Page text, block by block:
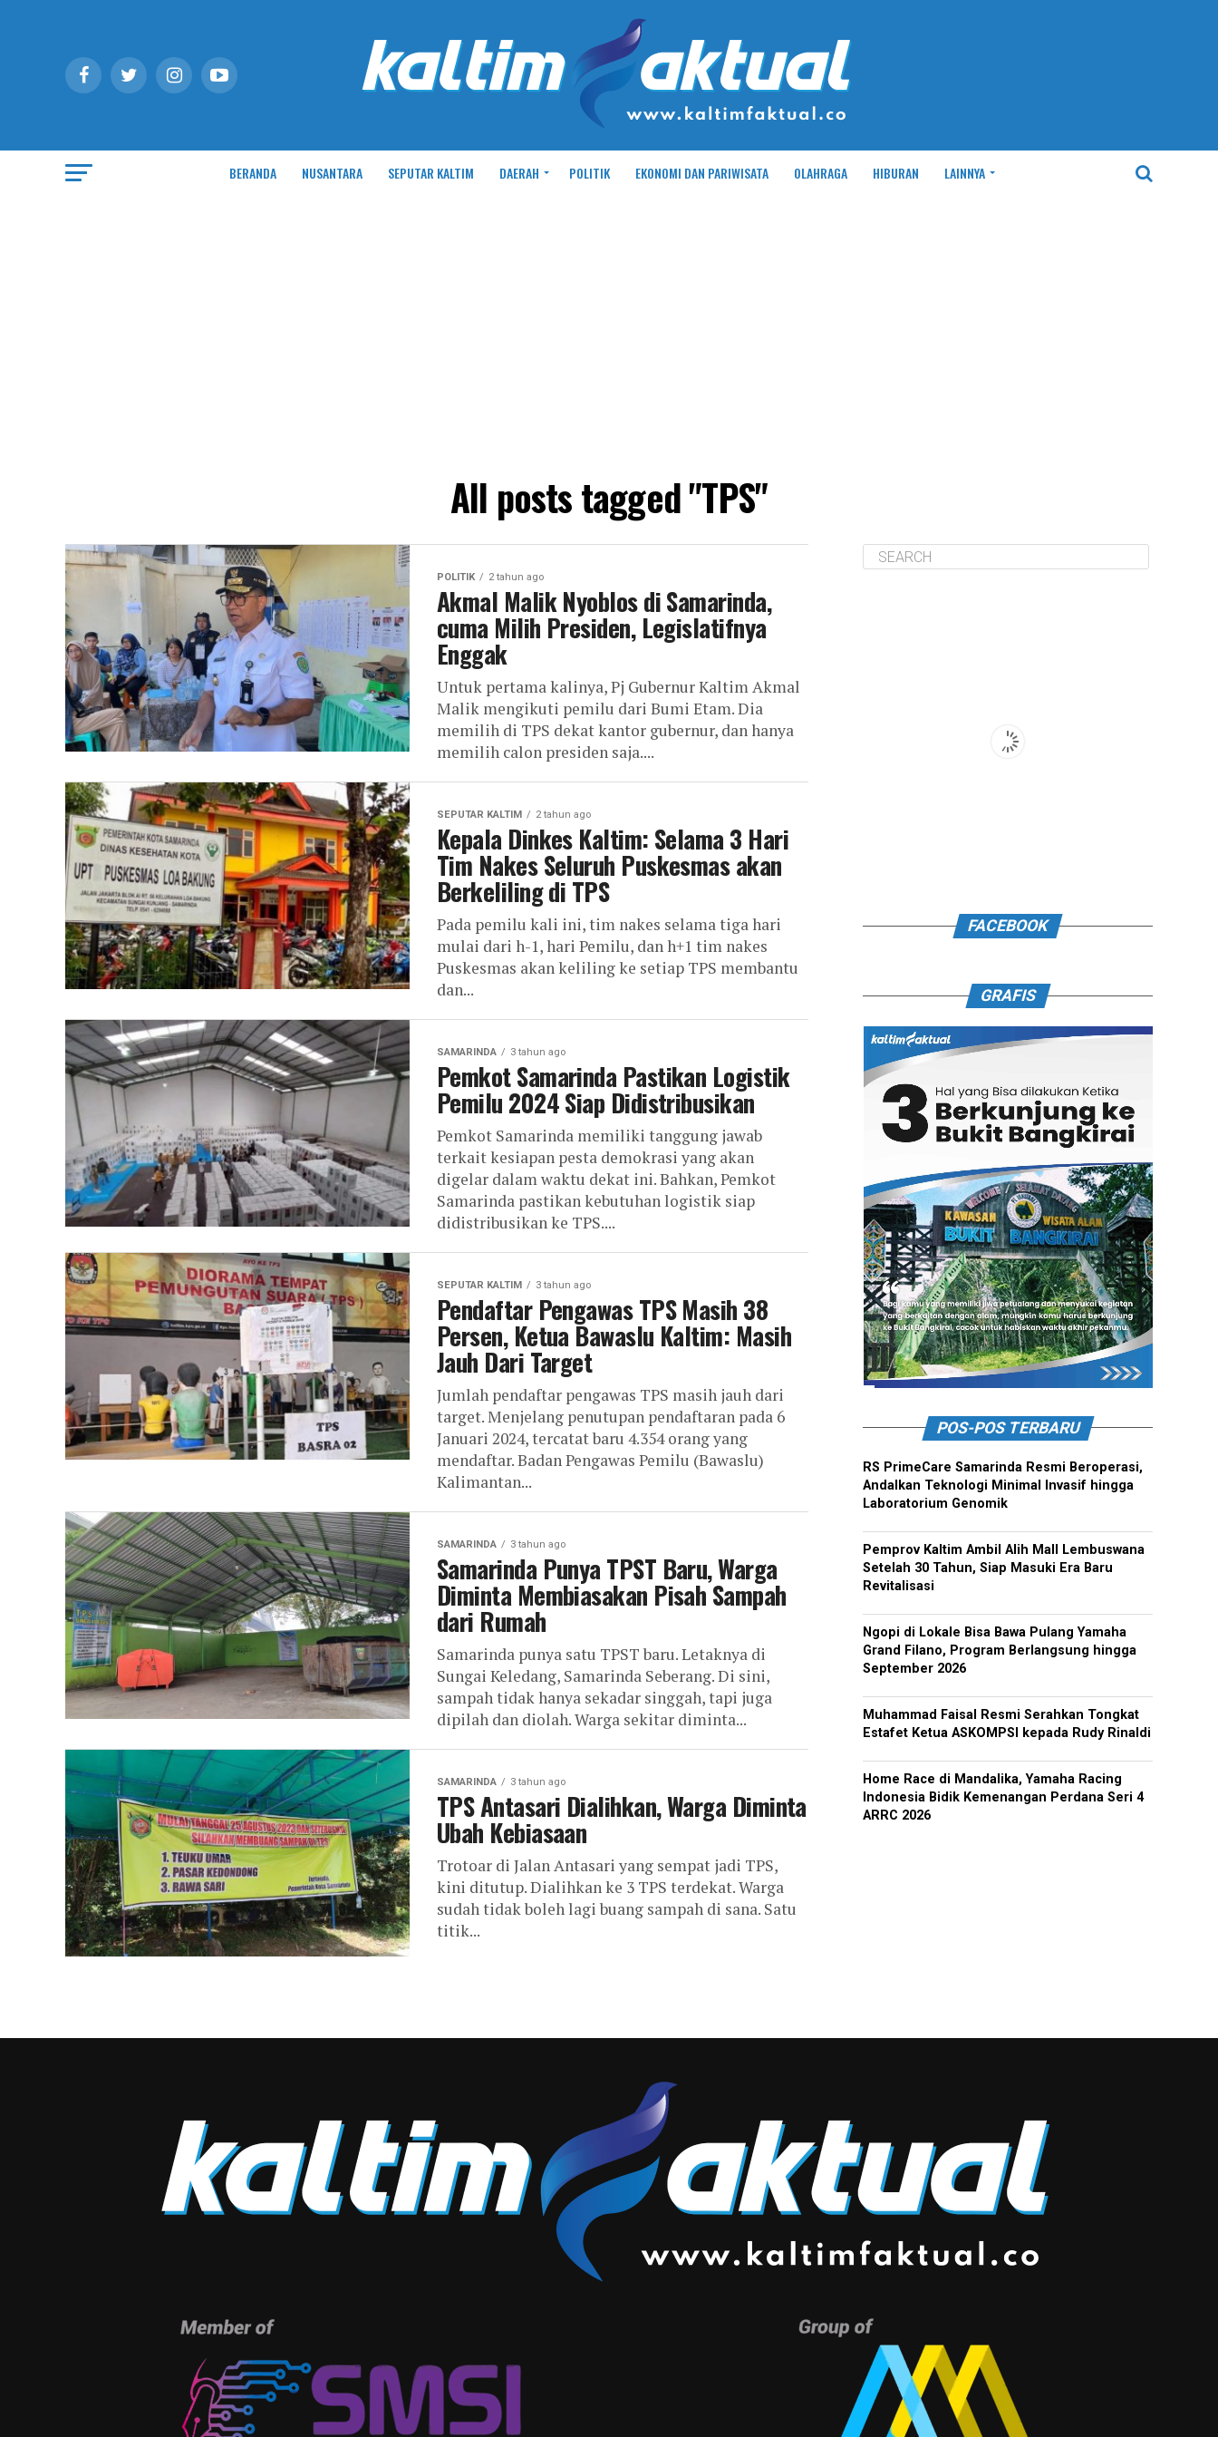
BERANDA NUSANTARA SEPUTAR KALTIM DAERAH POLITIK EKONOMI DAN PARIWISATA OLAHRAGA HIBURAN LAINNYA
All posts tagged "TPS"
POLITIK 2 tahun ago
Akmal Malik Nyoblos di Samarinda,
cuma Milih Presiden, Legislatifnya
Enggak
Untuk pertama kalinya, Pj Gubernur Kaltim Akmal
Malik mengikuti pemilu dari Bumi Etam. Dia
memilih di TPS dekat kantor gubernur, dan hanya
memilih calon presiden saja....
SEPUTAR KALTIM 2 tahun ago
Kepala Dinkes Kaltim: Selama 3 Hari
Tim Nakes Seluruh Puskesmas akan
Berkeliling di TPS
Pada pemilu kali ini, tim nakes selama tiga hari
mulai dari h-1, hari Pemilu, dan h+1 tim nakes
Puskesmas akan keliling ke setiap TPS membantu
dan...
SAMARINDA 3 tahun ago
Pemkot Samarinda Pastikan Logistik
Pemilu 2024 Siap Didistribusikan
Pemkot Samarinda memiliki tanggung jawab
terkait kesiapan pesta demokrasi yang akan
digelar dalam waktu dekat ini. Bahkan, Pemkot
Samarinda pastikan kebutuhan logistik siap
didistribusikan ke TPS....
SEPUTAR KALTIM 3 tahun ago
Pendaftar Pengawas TPS Masih 38
Persen, Ketua Bawaslu Kaltim: Masih
Jauh Dari Target
Jumlah pendaftar pengawas TPS masih jauh dari
target. Menjelang penutupan pendaftaran pada 6
Januari 2024, tercatat baru 4.354 orang yang
mendaftar. Badan Pengawas Pemilu (Bawaslu)
Kalimantan...
SAMARINDA 3 tahun ago
Samarinda Punya TPST Baru, Warga
Diminta Membiasakan Pisah Sampah
dari Rumah
Samarinda punya satu TPST baru. Letaknya di
Sungai Keledang, Samarinda Seberang. Di sini,
sampah tidak hanya sekadar singgah, tapi juga
dipilah dan diolah. Warga sekitar diminta...
SAMARINDA 3 tahun ago
TPS Antasari Dialihkan, Warga Diminta
Ubah Kebiasaan
Trotoar di Jalan Antasari yang sempat jadi TPS,
kini ditutup. Dialihkan ke 3 TPS terdekat. Warga
sudah tidak boleh lagi buang sampah di sana. Satu
titik...
FACEBOOK
GRAFIS
POS-POS TERBARU
RS PrimeCare Samarinda Resmi Beroperasi,
Andalkan Teknologi Minimal Invasif hingga
Laboratorium Genomik
Pemprov Kaltim Ambil Alih Mall Lembuswana
Setelah 30 Tahun, Siap Masuki Era Baru
Revitalisasi
Ngopi di Lokale Bisa Bawa Pulang Yamaha
Grand Filano, Program Berlangsung hingga
September 2026
Muhammad Faisal Resmi Serahkan Tongkat
Estafet Ketua ASKOMPSI kepada Rudy Rinaldi
Home Race di Mandalika, Yamaha Racing
Indonesia Bidik Kemenangan Perdana Seri 4
ARRC 2026